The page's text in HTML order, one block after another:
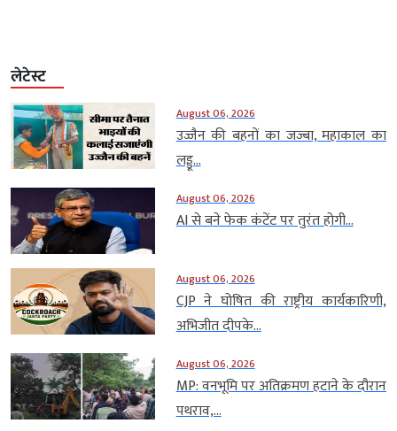
लेटेस्ट
August 06, 2026
उज्जैन की बहनों का जज्बा, महाकाल का
लड्डू...
August 06, 2026
AI से बने फेक कंटेंट पर तुरंत होगी...
August 06, 2026
CJP ने घोषित की राष्ट्रीय कार्यकारिणी,
अभिजीत दीपके...
August 06, 2026
MP: वनभूमि पर अतिक्रमण हटाने के दौरान
पथराव,...